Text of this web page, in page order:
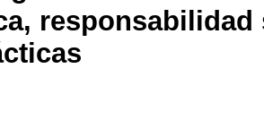
responsabilidad